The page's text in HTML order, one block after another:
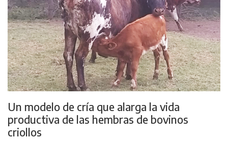
Un modelo de cría que alarga la vida
productiva de las hembras de bovinos
criollos